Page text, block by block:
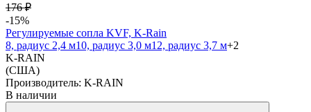
176 ₽
-15%
Регулируемые сопла KVF, K-Rain
8, радиус 2,4 м10, радиус 3,0 м12, радиус 3,7 м+2
K-RAIN
(США)
Производитель: K-RAIN
В наличии